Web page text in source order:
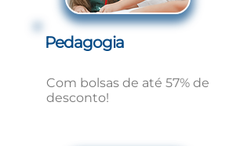
Pedagogia
Com bolsas de até 57% de
desconto!